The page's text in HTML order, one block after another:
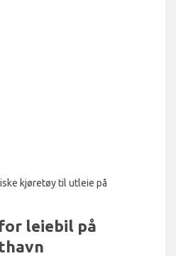
kjøretøy til utleie på
leiebil på